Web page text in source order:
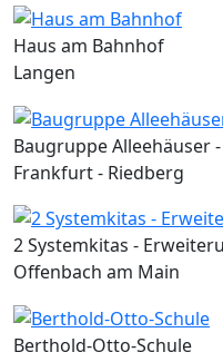
Haus am Bahnhof
Langen
Baugruppe Alleehäuser
Frankfurt - Riedberg
2 Systemkitas -
Offenbach am Main
Berthold-Otto-Schule